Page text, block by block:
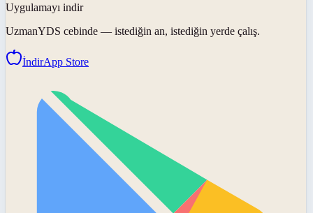
Uygulamayı indir
UzmanYDS cebinde — istediğin an, istediğin yerde çalış.
İndirApp Store